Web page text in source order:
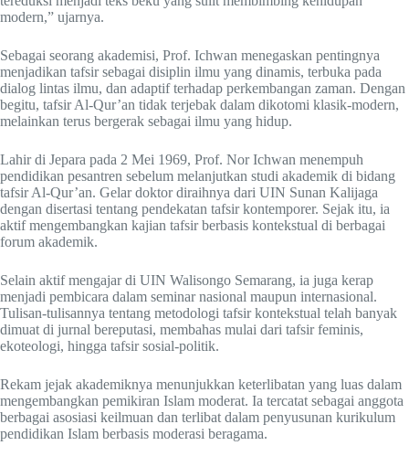
modern,” ujarnya.
Sebagai seorang akademisi, Prof. Ichwan menegaskan pentingnya
menjadikan tafsir sebagai disiplin ilmu yang dinamis, terbuka pada
dialog lintas ilmu, dan adaptif terhadap perkembangan zaman. Dengan
begitu, tafsir Al-Qur’an tidak terjebak dalam dikotomi klasik-modern,
melainkan terus bergerak sebagai ilmu yang hidup.
Lahir di Jepara pada 2 Mei 1969, Prof. Nor Ichwan menempuh
pendidikan pesantren sebelum melanjutkan studi akademik di bidang
tafsir Al-Qur’an. Gelar doktor diraihnya dari UIN Sunan Kalijaga
dengan disertasi tentang pendekatan tafsir kontemporer. Sejak itu, ia
aktif mengembangkan kajian tafsir berbasis kontekstual di berbagai
forum akademik.
Selain aktif mengajar di UIN Walisongo Semarang, ia juga kerap
menjadi pembicara dalam seminar nasional maupun internasional.
Tulisan-tulisannya tentang metodologi tafsir kontekstual telah banyak
dimuat di jurnal bereputasi, membahas mulai dari tafsir feminis,
ekoteologi, hingga tafsir sosial-politik.
Rekam jejak akademiknya menunjukkan keterlibatan yang luas dalam
mengembangkan pemikiran Islam moderat. Ia tercatat sebagai anggota
berbagai asosiasi keilmuan dan terlibat dalam penyusunan kurikulum
pendidikan Islam berbasis moderasi beragama.